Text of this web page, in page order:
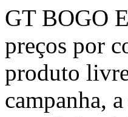
GT BOGO
preços por
produto
campanha,